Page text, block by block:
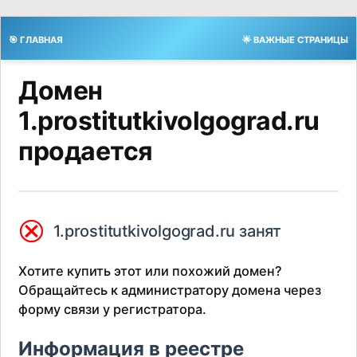
🎯 ГЛАВНАЯ 🌟 ВАЖНЫЕ СТРАНИЦЫ
Домен
1.prostitutkivolgograd.ru
продается
⮿ 1.prostitutkivolgograd.ru занят
Хотите купить этот или похожий домен?
Обращайтесь к администратору домена через
форму связи у регистратора.
Информация в реестре